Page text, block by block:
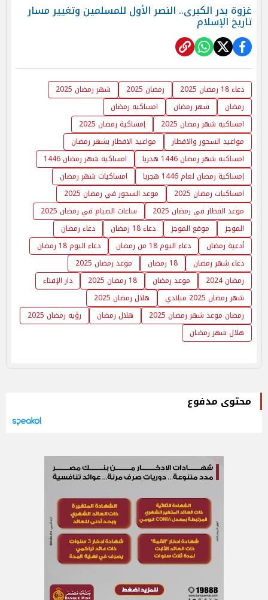
غزوة بدر الكبرى.. النصر الأول للمسلمين وتغيير مسار
تاريخ الإسلام
دعاء 18 رمضان 2025 رمضان 2025
شهر رمضان 2025
رمضان
شهر رمضان
امساكيه رمضان
امساكيه شهر رمضان 2025
إمساكية رمضان 2025
مواعيد السحور والافطار
مواعيد الافطار بشهر رمضان
امساكيه شهر رمضان 1446 هجريا
امساكيه شهر رمضان 1446
إمساكية رمضان لعام 1446 هجريا
امساكيات شهر رمضان
امساكيات رمضان 2025
موعد السحور في رمضان 2025
موعد الفطار في رمضان 2025
ساعات الصيام في رمضان 2025
الموجز
موقع الموجز دعاء 18 رمضان
دعاء رمضان
أدعية رمضان
دعاء اليوم 18 من رمضان
دعاء اليوم 18 رمضان
دعاء شهر رمضان
18 رمضان
موعد رمضان 2025
رمضان 2024
موعد رمضان 18 رمضان 2025
دار الإفتاء
شهر رمضان 2025 ميلادي
هلال رمضان 2025
رمضان موعد شهر رمضان 2025
هلال رمضان
رؤيه رمضان 2025
هلال شهر رمضـان
محتوى مدفوع